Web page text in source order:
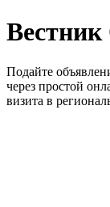
Подайте
через простой
визита в